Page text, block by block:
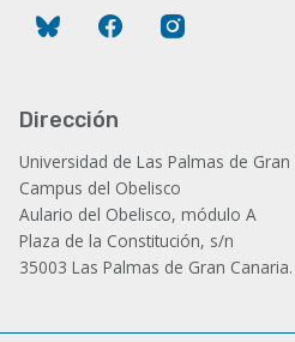
Bluesky Facebook
Dirección
Universidad de Las Palmas de Gran
Campus del Obelisco
Aulario del Obelisco, módulo A
Plaza de la Constitución, s/n
35003 Las Palmas de Gran Canaria.